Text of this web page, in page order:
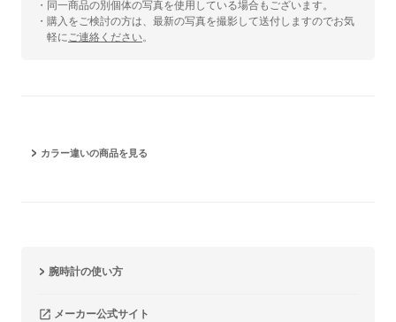
・同一商品の別個体の写真を使用している場合もございます。
・購入をご検討の方は、最新の写真を撮影して送付しますのでお気
軽にご連絡ください。
カラー違いの商品を見る
腕時計の使い方
メーカー公式サイト